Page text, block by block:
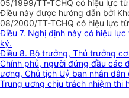
05/1999/TT-TCHQ có hiệu lực
Điều này được hướng dẫn bởi
08/2000/TT-TCHQ có hiệu lực
Điều 7. Nghị định này có hiệu
ký.
Điều 8. Bộ trưởng, Thủ trưởng
Chính phủ, người đứng đầu các
ương, Chủ tịch Uỷ ban nhân
Trung ương chịu trách nhiệm thi